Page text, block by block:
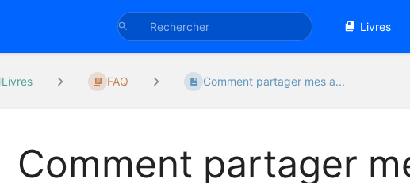
Livres
Livres FAQ Comment partager mes a...
Comment partager